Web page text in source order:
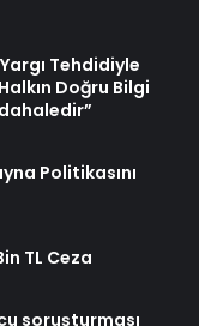
Tehdidiyle
Doğru Bilgi
Politikasını
TL Ceza
soruşturması